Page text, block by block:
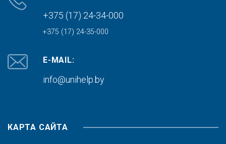
+375 (17) 24-34-000
+375 (17) 24-35-000
E-MAIL:
info@unihelp.by
КАРТА САЙТА